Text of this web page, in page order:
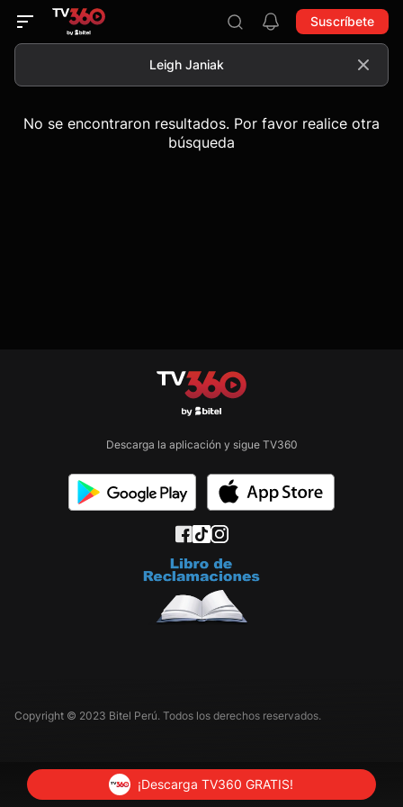
Suscríbete
No se encontraron resultados. Por favor realice otra
búsqueda
Descarga la aplicación y sigue TV360
Copyright © 2023 Bitel Perú. Todos los derechos reservados.
¡Descarga TV360 GRATIS!